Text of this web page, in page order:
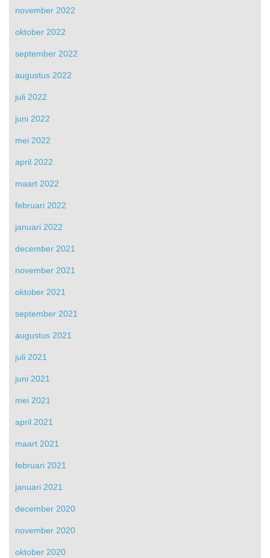
november 2022
oktober 2022
september 2022
augustus 2022
juli 2022
juni 2022
mei 2022
april 2022
maart 2022
februari 2022
januari 2022
december 2021
november 2021
oktober 2021
september 2021
augustus 2021
juli 2021
juni 2021
mei 2021
april 2021
maart 2021
februari 2021
januari 2021
december 2020
november 2020
oktober 2020